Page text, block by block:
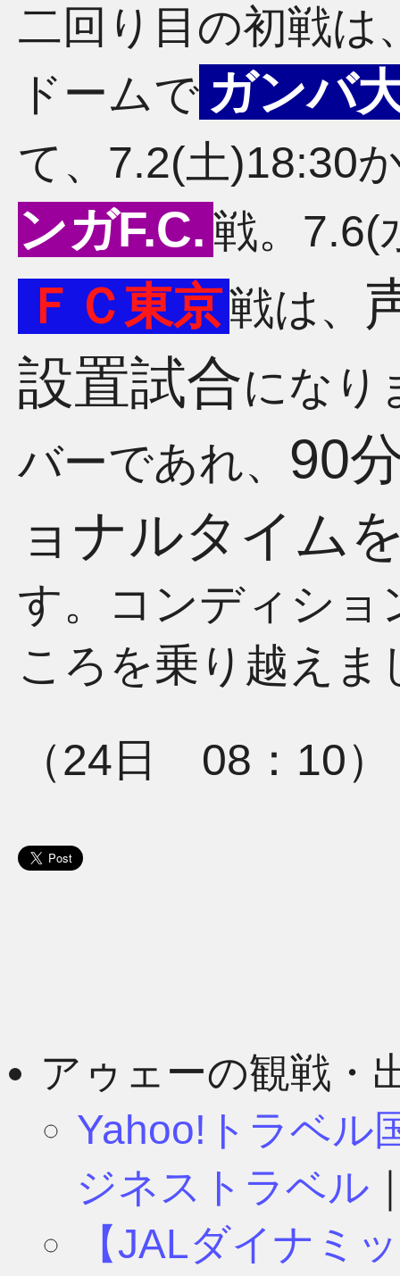
二回り目の初戦は
ドームで ガンバ
て、7.2(土)18:30
ンガF.C. 戦。7.6(
ＦＣ東京戦は、
設置試合になり
バーであれ、 90
ョナルタイム
す。コンディショ
ころを乗り越えま
（24日 08：10）
アゥェーの観戦・
Yahoo!トラベル
ジネストラベル
【JALダイナミ